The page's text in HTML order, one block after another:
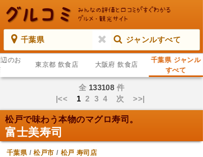
千葉県 ジャンルすべて
のお
東京都 飲食店 大阪府 飲食店
千葉県 ジャンル
すべて
全 133108 件
|<< 12 3 4 次 >>|
松戸で味わう本物のマグロ寿司。
富士美寿司
千葉県/松戸市 / 松戸 寿司店